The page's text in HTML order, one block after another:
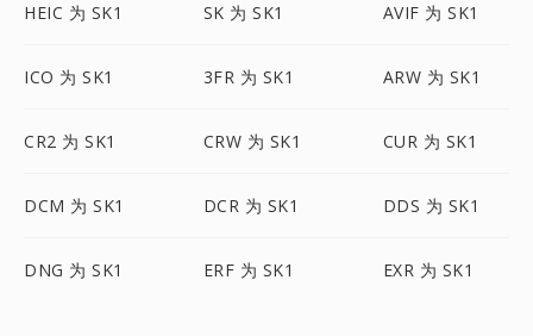
HEIC 为 SK1 SK 为 SK1 AVIF 为 SK1
ICO 为 SK1 3FR 为 SK1 ARW 为 SK1
CR2 为 SK1 CRW 为 SK1 CUR 为 SK1
DCM 为 SK1 DCR 为 SK1 DDS 为 SK1
DNG 为 SK1 ERF 为 SK1 EXR 为 SK1